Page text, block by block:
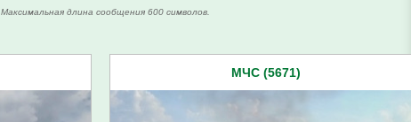
Максимальная длина сообщения 600 символов.
МЧС (5671)